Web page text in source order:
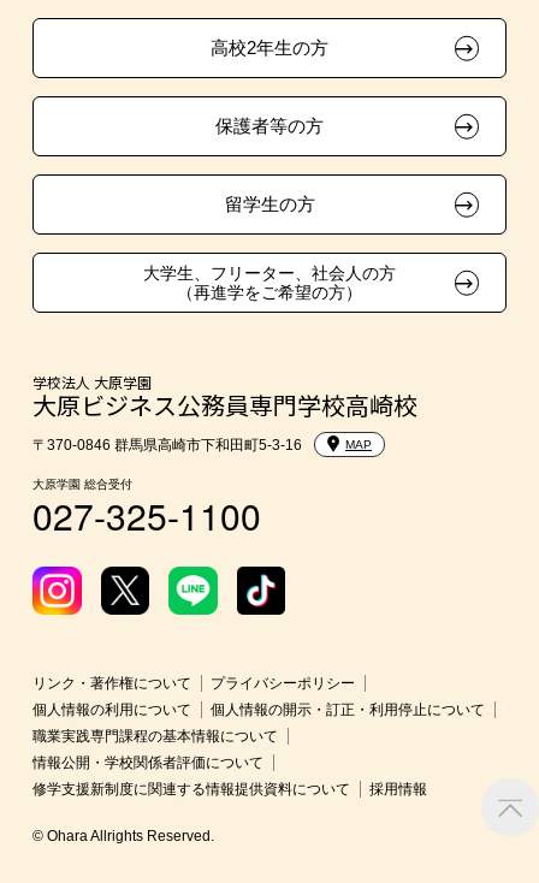
生徒会活動推薦入学
在校生・卒業生紹介推薦入学
大学生・短期大学生特別入学
学費
東京経営大学への3年次編入学
入学前のお勧め学習システム
大学・短期大学・公務員併願制度
採用ご担当の方
高校2年生の方
保護者等の方
留学生の方
大学生、フリーター、社会人の方
（再進学をご希望の方）
学校法人 大原学園
大原ビジネス公務員専門学校高崎校
〒370-0846 群馬県高崎市下和田町5-3-16 MAP
大原学園 総合受付
027-325-1100
リンク・著作権について
プライバシーポリシー
個人情報の利用について
個人情報の開示・訂正・利用停止について
職業実践専門課程の基本情報について
情報公開・学校関係者評価について
修学支援新制度に関連する情報提供資料について
採用情報
© Ohara Allrights Reserved.